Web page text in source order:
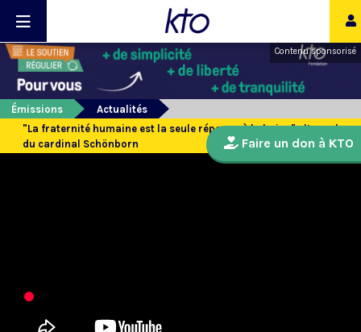
Contenu sponsorisé
Émissions
Actualités
"La fraternité humaine est la seule réponse à la haine" : l’appel
du cardinal Schönborn
Faire un don à KTO